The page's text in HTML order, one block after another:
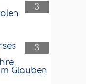
3
3
Glauben